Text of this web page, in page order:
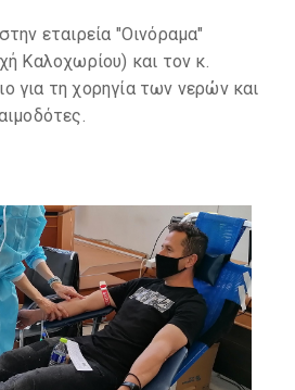
εταιρεία "Οινόραμα"
Καλοχωρίου) και τον κ.
για τη χορηγία των νερών και